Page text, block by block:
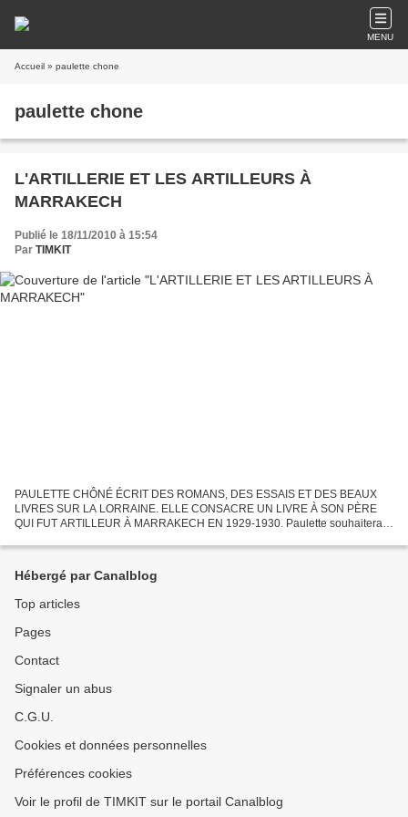
MENU
Accueil » paulette chone
paulette chone
L'ARTILLERIE ET LES ARTILLEURS À
MARRAKECH
Publié le 18/11/2010 à 15:54
Par TIMKIT
PAULETTE CHÔNÉ ÉCRIT DES ROMANS, DES ESSAIS ET DES BEAUX
LIVRES SUR LA LORRAINE. ELLE CONSACRE UN LIVRE À SON PÈRE
QUI FUT ARTILLEUR À MARRAKECH EN 1929-1930. Paulette souhaiterait
Hébergé par Canalblog
Top articles
Pages
Contact
Signaler un abus
C.G.U.
Cookies et données personnelles
Préférences cookies
Voir le profil de TIMKIT sur le portail Canalblog